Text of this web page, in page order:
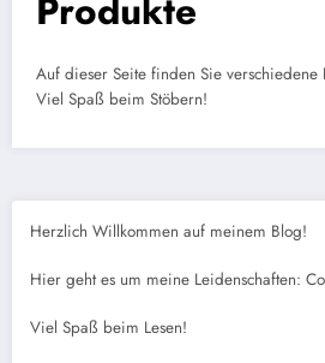
Auf dieser Seite finden Sie verschiedene
Viel Spaß beim Stöbern!
Herzlich Willkommen auf meinem Blog!
Hier geht es um meine Leidenschaften:
Viel Spaß beim Lesen!